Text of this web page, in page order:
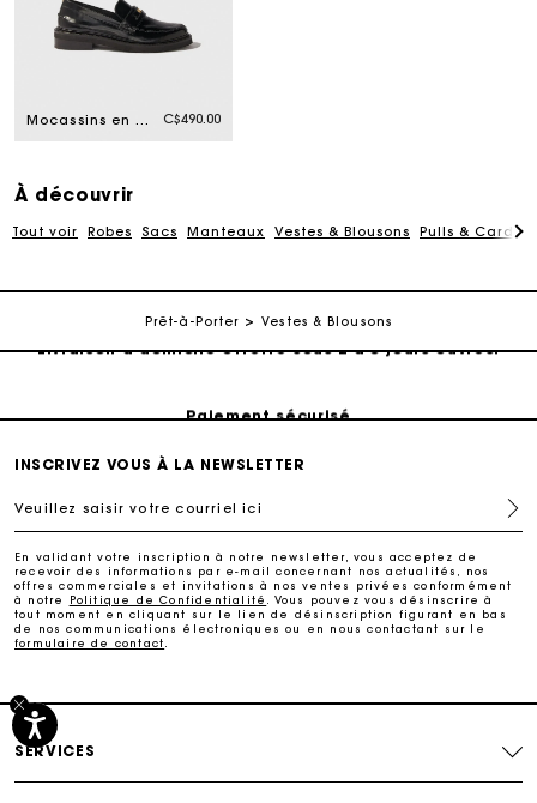
Mocassins en cuir C$490.00
À découvrir
Tout voir Robes Sacs Manteaux Vestes & Blousons Pulls &
Prêt-à-Porter Vestes & Blousons
Paiement sécurisé
Suivi de commande
Paiement sécurisé
INSCRIVEZ VOUS À LA NEWSLETTER
Veuillez saisir votre courriel ici
En validant votre inscription à notre newsletter, vous acceptez de
recevoir des informations par e-mail concernant nos actualités, nos
offres commerciales et invitations à nos ventes privées conformément
à notre
Politique de Confidentialité
. Vous pouvez vous désinscrire à
tout moment en cliquant sur le lien de désinscription figurant en bas
de nos communications électroniques ou en nous contactant sur le
formulaire de contact
SERVICES